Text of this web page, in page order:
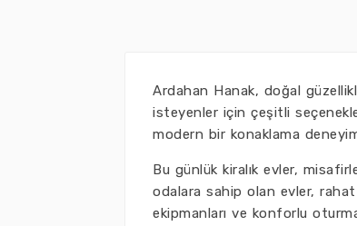
Ardahan Hanak, doğal
isteyenler için çeşitli
modern bir konaklama
Bu günlük kiralık evler,
odalara sahip olan evler,
ekipmanları ve konforlu